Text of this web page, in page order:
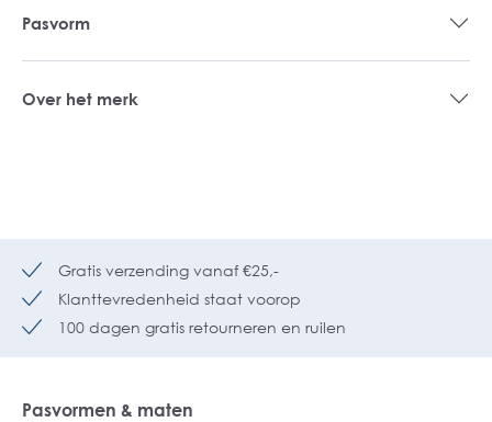
Pasvorm
Over het merk
Gratis verzending vanaf €25,-
Klanttevredenheid staat voorop
100 dagen gratis retourneren en ruilen
Pasvormen & maten